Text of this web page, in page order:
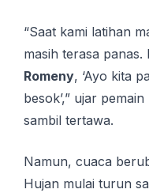
“Saat kami latihan
masih terasa panas.
Romeny, ‘Ayo kita
besok’,” ujar
sambil tertawa.
Namun, cuaca
Hujan mulai turun